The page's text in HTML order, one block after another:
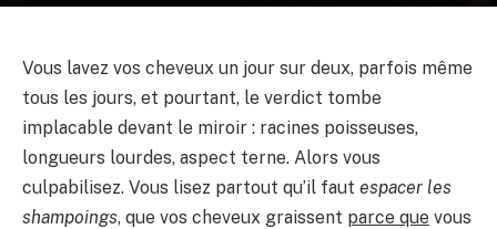
Vous lavez vos cheveux un jour sur deux, parfois même
tous les jours, et pourtant, le verdict tombe
implacable devant le miroir : racines poisseuses,
longueurs lourdes, aspect terne. Alors vous
culpabilisez. Vous lisez partout qu’il faut espacer les
shampoings, que vos cheveux graissent parce que vous